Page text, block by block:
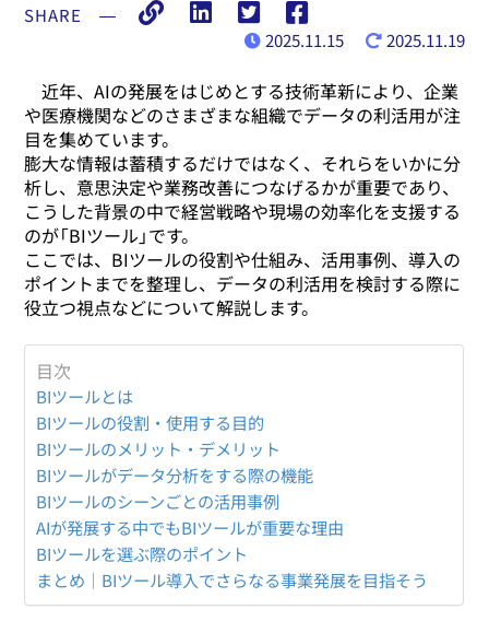
SHARE
―
2025.11.15
2025.11.19
近年、AIの発展をはじめとする技術革新により、企業
や医療機関などのさまざまな組織でデータの利活用が注
目を集めています。
膨大な情報は蓄積するだけではなく、それらをいかに分
析し、意思決定や業務改善につなげるかが重要であり、
こうした背景の中で経営戦略や現場の効率化を支援する
のが「BIツール」です。
ここでは、BIツールの役割や仕組み、活用事例、導入の
ポイントまでを整理し、データの利活用を検討する際に
役立つ視点などについて解説します。
目次
BIツールとは
BIツールの役割・使用する目的
BIツールのメリット・デメリット
BIツールがデータ分析をする際の機能
BIツールのシーンごとの活用事例
AIが発展する中でもBIツールが重要な理由
BIツールを選ぶ際のポイント
まとめ｜BIツール導入でさらなる事業発展を目指そう